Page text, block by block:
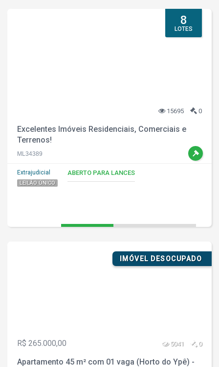
8
LOTES
15695 0
Excelentes Imóveis Residenciais, Comerciais e
Terrenos!
ML34389
Extrajudicial
LEILÃO ÚNICO
ABERTO PARA LANCES
IMÓVEL DESOCUPADO
R$ 265.000,00 5041 0
Apartamento 45 m² com 01 vaga (Horto do Ypê) -